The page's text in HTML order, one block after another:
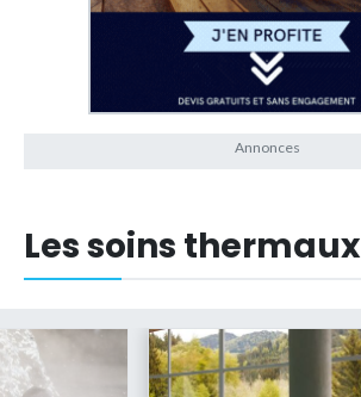
Les soins thermaux